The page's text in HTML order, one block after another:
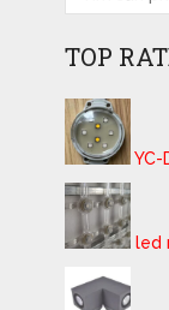
TOP
YC-
led